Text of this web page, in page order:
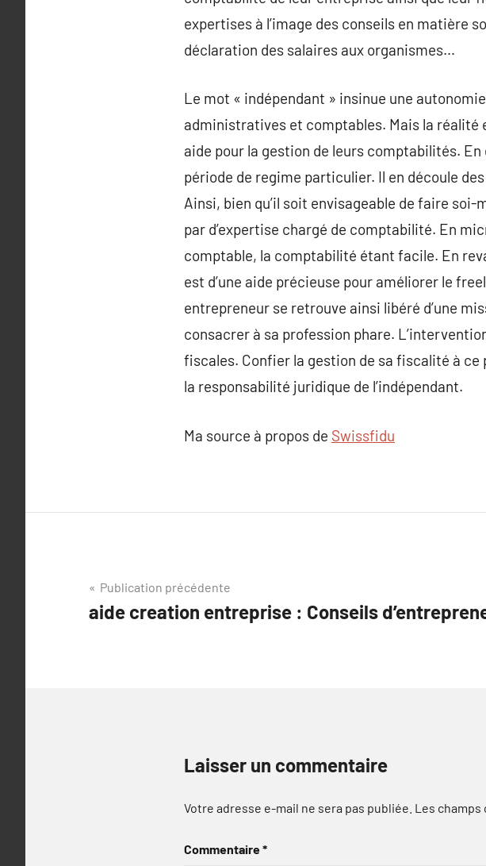
expertises à l’image des conseils en matière
déclaration des salaires aux organismes…
Le mot « indépendant » insinue une
administratives et comptables. Mais la réalité
aide pour la gestion de leurs comptabilités.
période de regime particulier. Il en découle
Ainsi, bien qu’il soit envisageable de faire
par d’expertise chargé de comptabilité. En
comptable, la comptabilité étant facile. En
est d’une aide précieuse pour améliorer le
entrepreneur se retrouve ainsi libéré d’une
consacrer à sa profession phare.
fiscales. Confier la gestion de sa fiscalité à ce
la responsabilité juridique de l’indépendant.
Ma source à propos de Swissfidu
Navigation
de
Publication précédente
aide creation entreprise : Conseils
Laisser un commentaire
Votre adresse e-mail ne sera pas publiée. Les
Commentaire*